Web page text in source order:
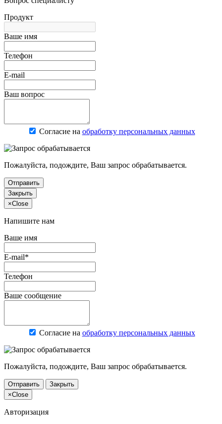
Продукт
Ваше имя
Телефон
E-mail
Ваш вопрос
Согласие на обработку персональных данных
Пожалуйста, подождите, Ваш запрос обрабатывается.
Отправить
Закрыть
×Close
Напишите нам
Ваше имя
E-mail*
Телефон
Ваше сообщение
Согласие на обработку персональных данных
Пожалуйста, подождите, Ваш запрос обрабатывается.
Отправить
Закрыть
×Close
Авторизация